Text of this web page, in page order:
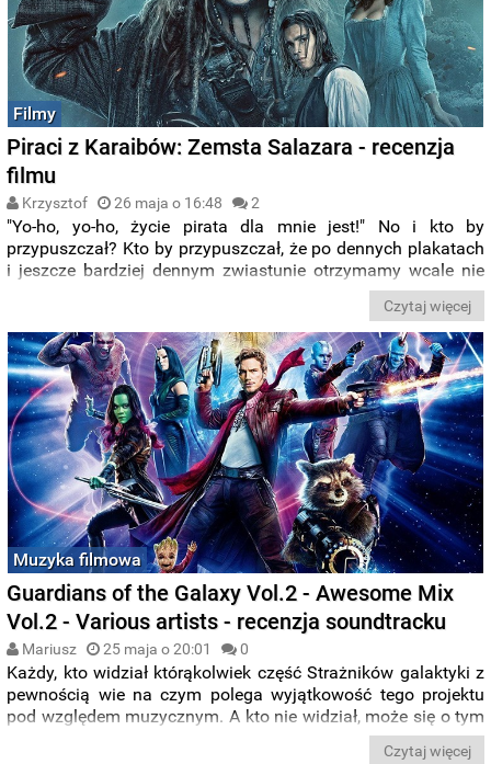
Filmy
Piraci z Karaibów: Zemsta Salazara - recenzja
filmu
Krzysztof 26 maja o 16:48 2
"Yo-ho, yo-ho, życie pirata dla mnie jest!" No i kto by
przypuszczał? Kto by przypuszczał, że po dennych plakatach
i jeszcze bardziej dennym zwiastunie otrzymamy wcale nie
Piratów z Karaibów:
Czytaj więcej
Muzyka filmowa
Guardians of the Galaxy Vol.2 - Awesome Mix
Vol.2 - Various artists - recenzja soundtracku
Mariusz 25 maja o 20:01 0
Każdy, kto widział którąkolwiek część Strażników galaktyki z
pewnością wie na czym polega wyjątkowość tego projektu
pod względem muzycznym. A kto nie widział, może się o tym
dowiedzieć z recenzji soundtracku do części drugiej:
Czytaj więcej